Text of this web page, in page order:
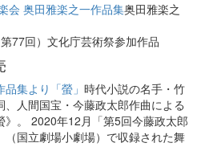
会 奥田雅楽之一作品集奥田雅楽之
77回）文化庁芸術祭参加作品
集より「螢」 時代小説の名手・竹
、人間国宝・今藤政太郎作曲による
》。 2020年12月「第5回今藤政太郎
（国立劇場小劇場）で収録された舞